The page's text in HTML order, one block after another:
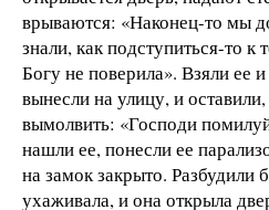
врываются: «Наконец-то мы
знали, как подступиться-то к
Богу не поверила». Взяли ее
вынесли на улицу, и
вымолвить: «Господи
нашли ее, понесли ее
на замок закрыто. Разбудили
ухаживала, и она открыла